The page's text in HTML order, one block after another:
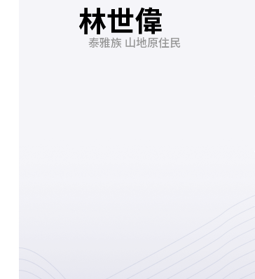
泰雅族 山地原住民
林世偉